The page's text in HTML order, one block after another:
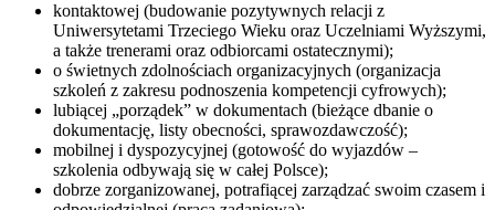
kontaktowej (budowanie pozytywnych relacji z
Uniwersytetami Trzeciego Wieku oraz Uczelniami Wyższymi,
a także trenerami oraz odbiorcami ostatecznymi);
o świetnych zdolnościach organizacyjnych (organizacja
szkoleń z zakresu podnoszenia kompetencji cyfrowych);
lubiącej „porządek” w dokumentach (bieżące dbanie o
dokumentację, listy obecności, sprawozdawczość);
mobilnej i dyspozycyjnej (gotowość do wyjazdów –
szkolenia odbywają się w całej Polsce);
dobrze zorganizowanej, potrafiącej zarządzać swoim czasem i